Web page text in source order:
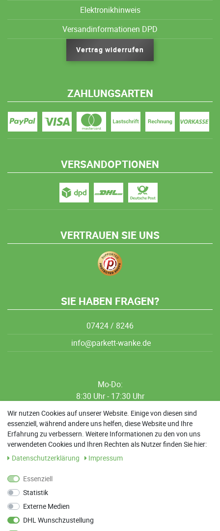
Elektronikhinweis
Versandinformationen DPD
Vertrag widerrufen
ZAHLUNGSARTEN
VERSANDOPTIONEN
VERTRAUEN SIE UNS
SIE HABEN FRAGEN?
07424 / 8246
info@parkett-wanke.de
Mo-Do:
8:30 Uhr - 17:30 Uhr
8:30 Uhr - 12:00 Uhr
13:00 Uhr - 17:30 Uhr
Sa: 9:00 Uhr - 13:00 Uhr
Parkett Wanke
Wir nutzen Cookies auf unserer Website. Einige von diesen sind
essenziell, während andere uns helfen, diese Website und Ihre
Erfahrung zu verbessern. Weitere Informationen zu den von uns
verwendeten Cookies und Ihren Rechten als Nutzer finden Sie hier:
Daten­schutz­erklärung
Impressum
Essenziell
Statistik
Externe Medien
DHL Wunschzustellung